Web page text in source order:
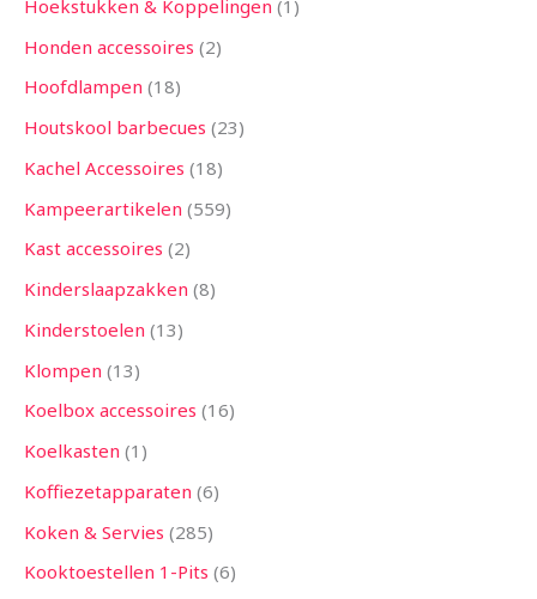
Hoekstukken & Koppelingen 1
Honden accessoires 2
Hoofdlampen 18
Houtskool barbecues 23
Kachel Accessoires 18
Kampeerartikelen 559
Kast accessoires 2
Kinderslaapzakken 8
Kinderstoelen 13
Klompen 13
Koelbox accessoires 16
Koelkasten 1
Koffiezetapparaten 6
Koken & Servies 285
Kooktoestellen 1-Pits 6